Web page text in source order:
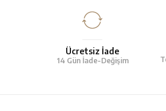
Ücretsiz İade
14 Gün İade-Değişim